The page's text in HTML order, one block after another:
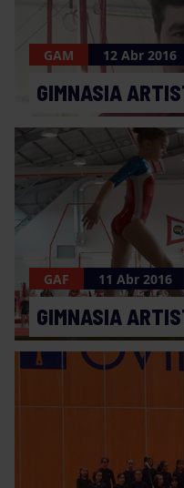
GAM 12 Abr 2016
GIMNASIA
GAF 11 Abr 2016
GIMNASIA